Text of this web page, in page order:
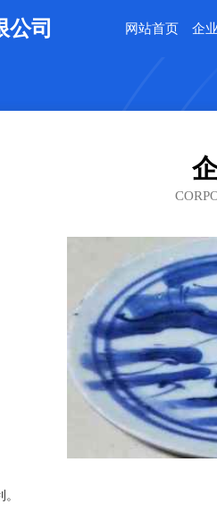
公司 网站首页 企